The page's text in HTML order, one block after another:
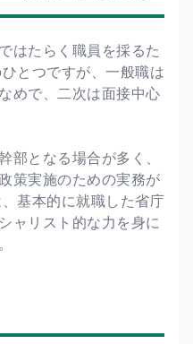
はたらく職員を採るた
とつですが、一般職は
めで、二次は面接中心
部となる場合が多く、
策実施のための実務が
基本的に就職した省庁
ャリスト的な力を身に